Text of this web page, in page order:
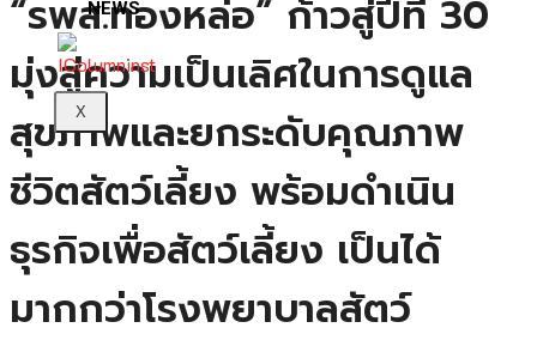
NEWS
X
“รพส.ทองหล่อ” ก้าวสู่ปีที่ 30
มุ่งสู่ความเป็นเลิศในการดูแล
สุขภาพและยกระดับคุณภาพ
ชีวิตสัตว์เลี้ยง พร้อมดำเนิน
ธุรกิจเพื่อสัตว์เลี้ยง เป็นได้
มากกว่าโรงพยาบาลสัตว์